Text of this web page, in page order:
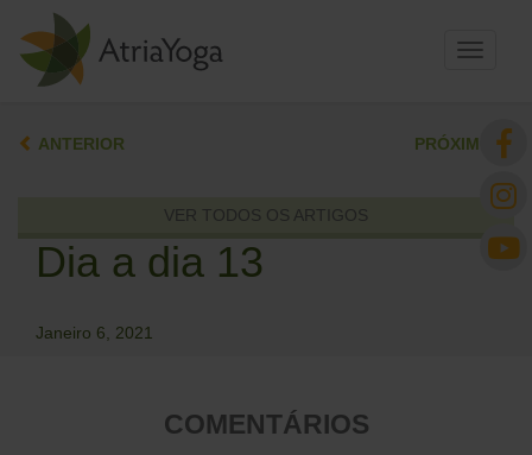
Toggle
ANTERIOR PRÓXIMO
VER TODOS OS ARTIGOS
Dia a dia 13
Janeiro 6, 2021
COMENTÁRIOS